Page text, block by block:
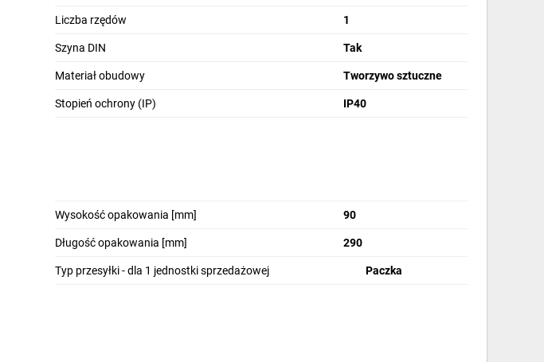
konfiguracja
Nowoczesny
Liczba rzędów 1
Szyna DIN Tak
Materiał obudowy Tworzywo sztuczne
Stopień ochrony (IP) IP40
Wysokość opakowania [mm] 90
Długość opakowania [mm] 290
Typ przesyłki - dla 1 jednostki sprzedażowej Paczka